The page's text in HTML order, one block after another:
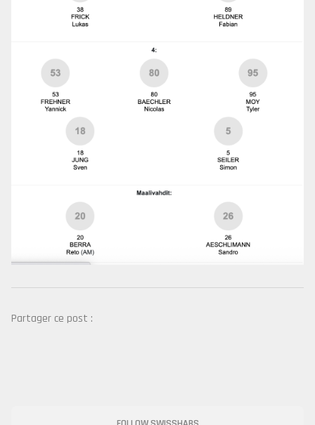
Partager ce post :